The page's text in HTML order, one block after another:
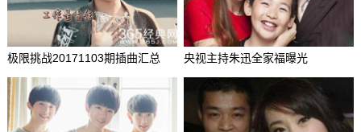
极限挑战20171103期插曲汇总 央视主持朱迅全家福曝光